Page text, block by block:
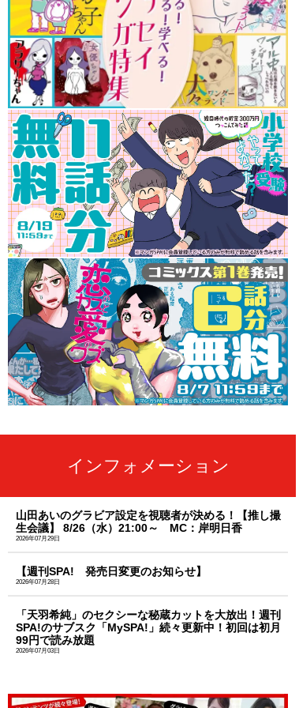
インフォメーション
山田あいのグラビア設定を視聴者が決める！【推し撮
生会議】 8/26（水）21:00～ MC：岸明日香
2026年07月29日
【週刊SPA! 発売日変更のお知らせ】
2026年07月28日
「天羽希純」のセクシーな秘蔵カットを大放出！週刊
SPA!のサブスク「MySPA!」続々更新中！初回は初月
99円で読み放題
2026年07月03日